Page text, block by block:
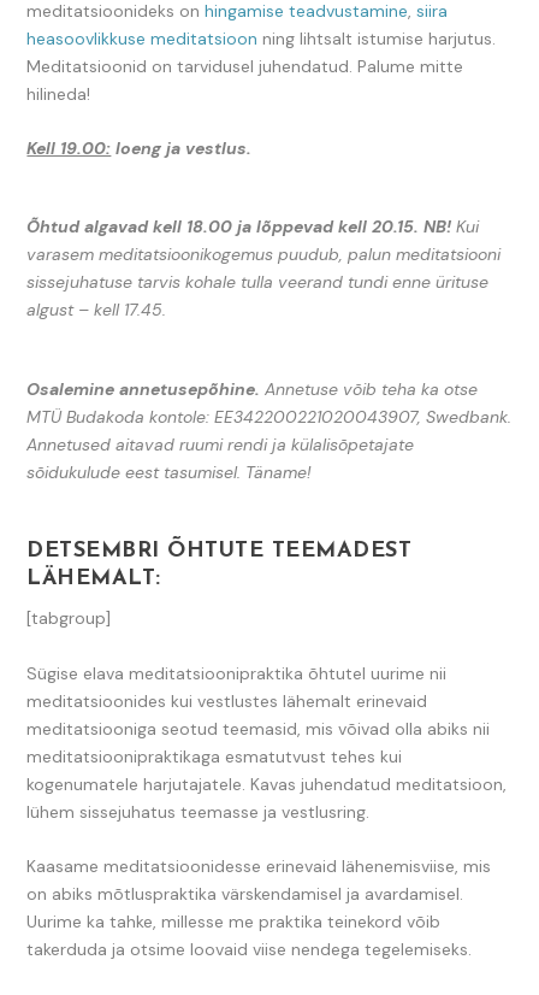
meditatsioonideks onhingamise teadvustamine ,siira
heasoovlikkuse meditatsioon ning lihtsalt istumise harjutus.
Meditatsioonid on tarvidusel juhendatud. Palume mitte
hilineda!
Kell 19.00: loeng ja vestlus.
Õhtud algavad kell 18.00 ja lõppevad kell 20.15. NB! Kui
varasem meditatsioonikogemus puudub, palun meditatsiooni
sissejuhatuse tarvis kohale tulla veerand tundi enne ürituse
algust – kell 17.45.
Osalemine annetusepõhine. Annetuse võib teha ka otse
MTÜ Budakoda kontole: EE342200221020043907, Swedbank.
Annetused aitavad ruumi rendi ja külalisõpetajate
sõidukulude eest tasumisel. Täname!
DETSEMBRI ÕHTUTE TEEMADEST
LÄHEMALT:
[tabgroup]
Sügise elava meditatsioonipraktika õhtutel uurime nii
meditatsioonides kui vestlustes lähemalt erinevaid
meditatsiooniga seotud teemasid, mis võivad olla abiks nii
meditatsioonipraktikaga esmatutvust tehes kui
kogenumatele harjutajatele. Kavas juhendatud meditatsioon,
lühem sissejuhatus teemasse ja vestlusring.
Kaasame meditatsioonidesse erinevaid lähenemisviise, mis
on abiks mõtluspraktika värskendamisel ja avardamisel.
Uurime ka tahke, millesse me praktika teinekord võib
takerduda ja otsime loovaid viise nendega tegelemiseks.